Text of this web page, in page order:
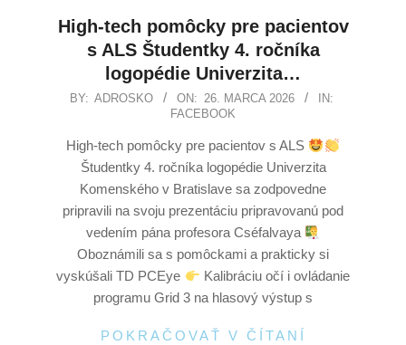
High-tech pomôcky pre pacientov
s ALS Študentky 4. ročníka
logopédie Univerzita…
BY: ADROSKO ON: 26. MARCA 2026
IN:
FACEBOOK
High-tech pomôcky pre pacientov s ALS
Študentky 4. ročníka logopédie Univerzita
Komenského v Bratislave sa zodpovedne
pripravili na svoju prezentáciu pripravovanú pod
vedením pána profesora Cséfalvaya
Oboznámili sa s pomôckami a prakticky si
vyskúšali TD PCEye
Kalibráciu očí i ovládanie
programu Grid 3 na hlasový výstup s
POKRAČOVAŤ V ČÍTANÍ